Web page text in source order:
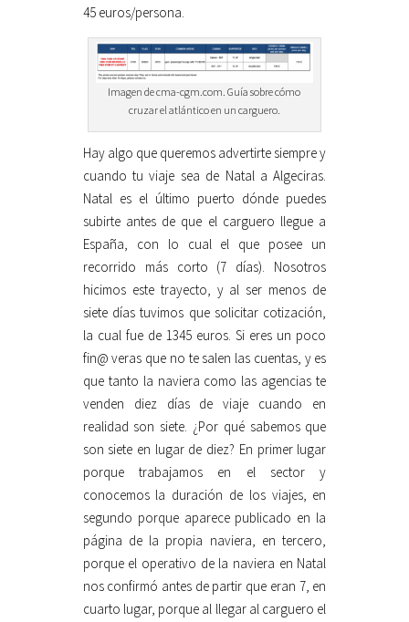
45 euros/persona.
Imagen de cma-cgm.com. Guía sobre cómo
cruzar el atlántico en un carguero.
Hay algo que queremos advertirte siempre y
cuando tu viaje sea de Natal a Algeciras.
Natal es el último puerto dónde puedes
subirte antes de que el carguero llegue a
España, con lo cual el que posee un
recorrido más corto (7 días). Nosotros
hicimos este trayecto, y al ser menos de
siete días tuvimos que solicitar cotización,
la cual fue de 1345 euros. Si eres un poco
fin@ veras que no te salen las cuentas, y es
que tanto la naviera como las agencias te
venden diez días de viaje cuando en
realidad son siete. ¿Por qué sabemos que
son siete en lugar de diez? En primer lugar
porque trabajamos en el sector y
conocemos la duración de los viajes, en
segundo porque aparece publicado en la
página de la propia naviera, en tercero,
porque el operativo de la naviera en Natal
nos confirmó antes de partir que eran 7, en
cuarto lugar, porque al llegar al carguero el